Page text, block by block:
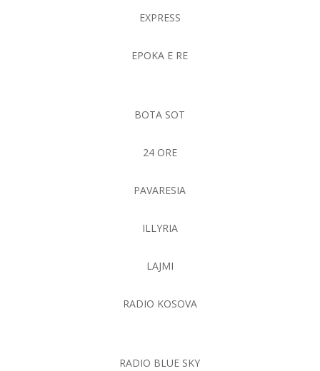
EXPRESS
EPOKA E RE
BOTA SOT
24 ORE
PAVARESIA
ILLYRIA
LAJMI
RADIO KOSOVA
RADIO BLUE SKY